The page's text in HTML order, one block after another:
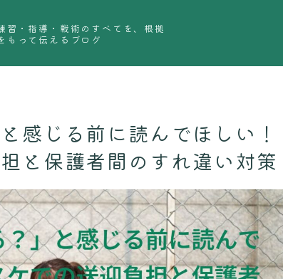
習・指導・戦術のすべてを、根拠
もって伝えるブログ
感じる前に読んでほしい！
と保護者間のすれ違い対策